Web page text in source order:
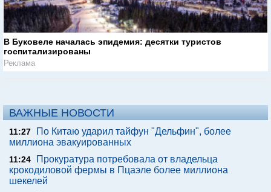
В Буковеле началась эпидемия: десятки туристов
госпитализированы
Реклама
ВАЖНЫЕ НОВОСТИ
11:27
По Китаю ударил тайфун "Дельфин", более
миллиона эвакуированных
11:24
Прокуратура потребовала от владельца
крокодиловой фермы в Пцаэле более миллиона
шекелей